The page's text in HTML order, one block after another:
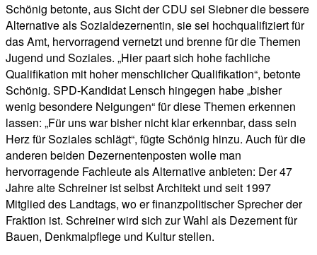
Schönig betonte, aus Sicht der CDU sei Siebner die bessere
Alternative als Sozialdezernentin, sie sei hochqualifiziert für
das Amt, hervorragend vernetzt und brenne für die Themen
Jugend und Soziales. „Hier paart sich hohe fachliche
Qualifikation mit hoher menschlicher Qualifikation“, betonte
Schönig. SPD-Kandidat Lensch hingegen habe „bisher
wenig besondere Neigungen“ für diese Themen erkennen
lassen: „Für uns war bisher nicht klar erkennbar, dass sein
Herz für Soziales schlägt“, fügte Schönig hinzu. Auch für die
anderen beiden Dezernentenposten wolle man
hervorragende Fachleute als Alternative anbieten: Der 47
Jahre alte Schreiner ist selbst Architekt und seit 1997
Mitglied des Landtags, wo er finanzpolitischer Sprecher der
Fraktion ist. Schreiner wird sich zur Wahl als Dezernent für
Bauen, Denkmalpflege und Kultur stellen.